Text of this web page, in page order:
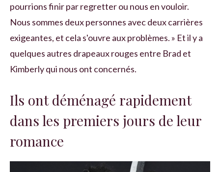
pourrions finir par regretter ou nous en vouloir.
Nous sommes deux personnes avec deux carrières
exigeantes, et cela s'ouvre aux problèmes. » Et il y a
quelques autres drapeaux rouges entre Brad et
Kimberly qui nous ont concernés.
Ils ont déménagé rapidement
dans les premiers jours de leur
romance